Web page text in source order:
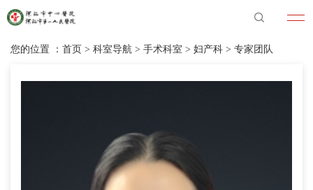
您的位置 ： 首页 > 科室导航 > 手术科室 > 妇产科 > 专家团队